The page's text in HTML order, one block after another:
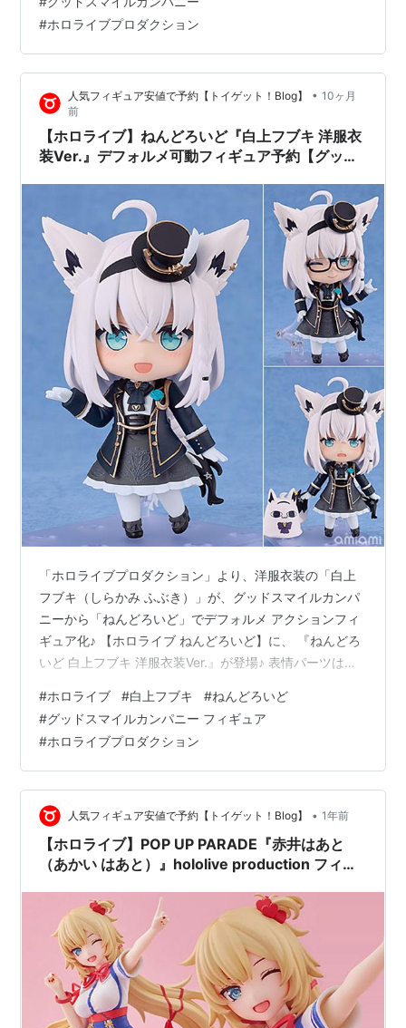
売の予定です♪ 【Amazon】ホロライブOCG『ブースター
パック エンチャントレガリア』【COVER】 【Amazon】
ホロライブOCG『スタートデッキ 赤 宝鐘マリン』
【COVER】 【再…
#ホロライブプロダクション
人気フィギュア安値で予約【トイゲット！Blog】 • 10ヶ月
前
【ホロライブ】ねんどろいど『白上フブキ 洋服衣
装Ver.』デフォルメ可動フィギュア予約【グッド
「ホロライブプロダクション」より、洋服衣装の「白上
フブキ（しらかみ ふぶき）」が、グッドスマイルカンパ
ニーから「ねんどろいど」でデフォルメ アクションフィ
ギュア化♪ 【ホロライブ ねんどろいど】に、 『ねんどろ
いど 白上フブキ 洋服衣装Ver.』が登場♪ 表情パーツは、
ンとして「ハット」「メガネ」「ティーカップ+ソーサ
ー」「ミテイル」等が付属♪ フィギュアのサイズは、 ノ
ンスケールの全高：約10cm。 原型製作は「七兵衛」
（松田モデル）。 （※敬称略） 【限定販売】ねんどろい
ど『白上フブキ 洋服衣装Ver.』ホロライブ デフォルメ可
動フィギ…
#ホロライブ #白上フブキ #ねんどろいど
#グッドスマイルカンパニー フィギュア
#ホロライブプロダクション
人気フィギュア安値で予約【トイゲット！Blog】 • 1年前
【ホロライブ】POP UP PARADE『赤井はあと
（あかい はあと）』hololive production フィギ
2026年2月発売予定♪